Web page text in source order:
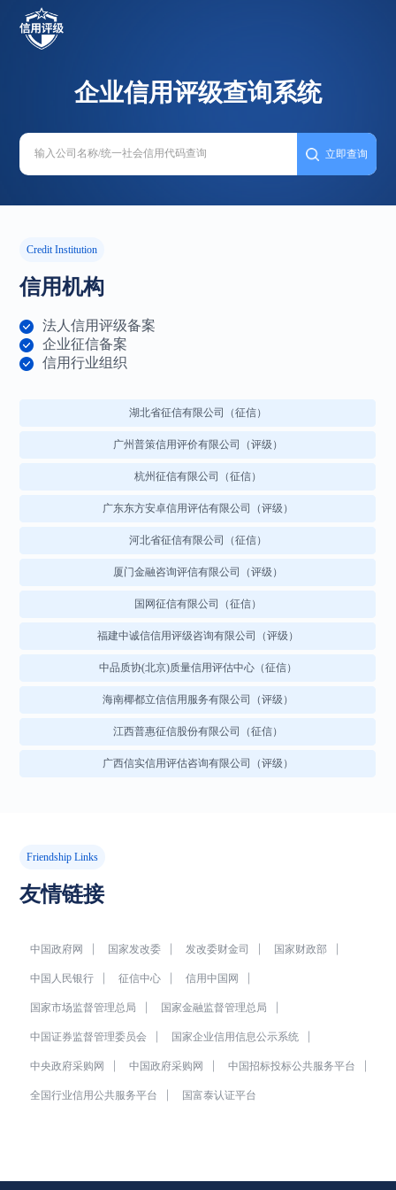
企业信用评级查询系统
立即查询
Credit Institution
信用机构
法人信用评级备案
企业征信备案
信用行业组织
湖南远东资信评估咨询有限公司（评级）
北京冠捷时速信用管理有限公司（征信）
中诚信国际信用评级有限责任公司（评级）
北京联信征信咨询有限责任公司（征信）
安泰信用评级有限责任公司（评级）
元素征信有限责任公司（征信）
海南绿色发展信用评级有限公司（评级）
上海凭安征信服务有限公司（征信）
联合信用评价有限公司（评级）
深圳征信服务有限公司（征信）
中国诚信信用管理股份有限公司（评级）
大连汇通融鑫信用管理咨询公司（评级）
青岛国富泰咨询服务有限公司（咨询）
内蒙古征信服务有限公司（征信）
中国企业评价协会
青海省征信有限公司（征信）
中国企业改革与发展研究会信用工作委员会
陕西省征信有限责任公司（征信）
中国国际电子商务中心信用研究中心
宁夏征信有限公司（征信）
海南省征信有限公司（征信）
四川征信有限公司（征信）
安徽省征信股份有限公司（征信）
湖北省征信有限公司（征信）
广州普策信用评价有限公司（评级）
杭州征信有限公司（征信）
广东东方安卓信用评估有限公司（评级）
河北省征信有限公司（征信）
厦门金融咨询评信有限公司（评级）
国网征信有限公司（征信）
福建中诚信信用评级咨询有限公司（评级）
中品质协(北京)质量信用评估中心（征信）
海南椰都立信信用服务有限公司（评级）
江西普惠征信股份有限公司（征信）
广西信实信用评估咨询有限公司（评级）
Friendship Links
友情链接
中国政府网 国家发改委 发改委财金司 国家财政部
中国人民银行 征信中心 信用中国网
国家市场监督管理总局 国家金融监督管理总局
中国证券监督管理委员会 国家企业信用信息公示系统
中央政府采购网 中国政府采购网 中国招标投标公共服务平台
全国行业信用公共服务平台 国富泰认证平台